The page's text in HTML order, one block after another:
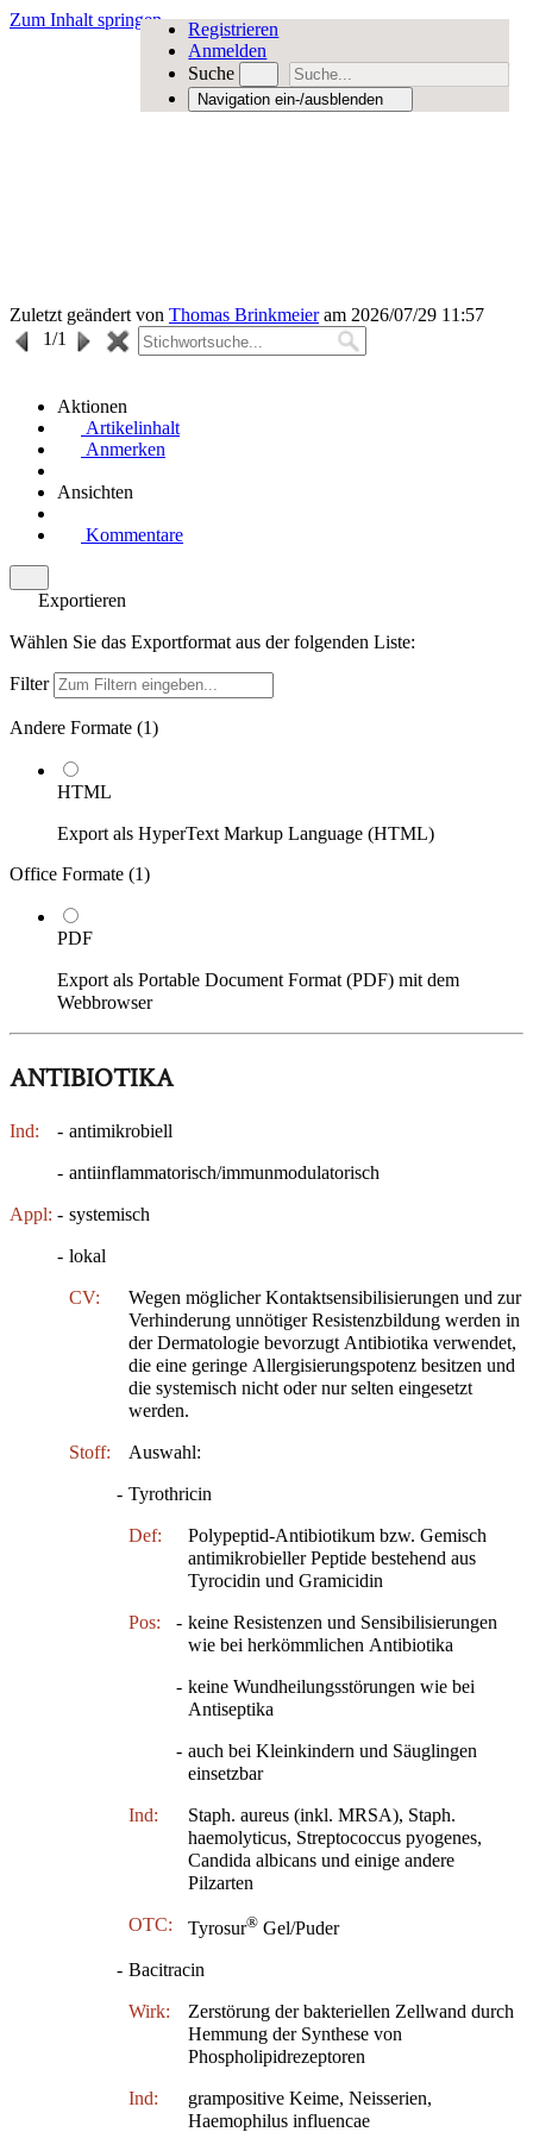
Zum Inhalt springen
Registrieren
Anmelden
Suche
Navigation ein-/ausblenden
Zuletzt geändert von Thomas Brinkmeieram 2026/07/29 11:57
1/1
Aktionen
Artikelinhalt
Anmerken
Ansichten
Kommentare
Exportieren
Wählen Sie das Exportformat aus der folgenden Liste:
Filter
Andere Formate (1)
HTML
Export als HyperText Markup Language (HTML)
Office Formate (1)
PDF
Export als Portable Document Format (PDF) mit dem
Webbrowser
ANTIBIOTIKA
Ind: - antimikrobiell
- antiinflammatorisch/immunmodulatorisch
Appl: - systemisch
- lokal
CV:
Wegen möglicher Kontaktsensibilisierungen und zur
Verhinderung unnötiger Resistenzbildung werden in
der Dermatologie bevorzugt Antibiotika verwendet,
die eine geringe Allergisierungspotenz besitzen und
die systemisch nicht oder nur selten eingesetzt
werden.
Stoff: Auswahl:
- Tyrothricin
Def:
Polypeptid-Antibiotikum bzw. Gemisch
antimikrobieller Peptide bestehend aus
Tyrocidin und Gramicidin
Pos: - keine Resistenzen und Sensibilisierungen
wie bei herkömmlichen Antibiotika
- keine Wundheilungsstörungen wie bei
Antiseptika
- auch bei Kleinkindern und Säuglingen
einsetzbar
Ind:
Staph. aureus (inkl. MRSA), Staph.
haemolyticus, Streptococcus pyogenes,
Candida albicans und einige andere
Pilzarten
OTC: Tyrosur® Gel/Puder
- Bacitracin
Wirk:
Zerstörung der bakteriellen Zellwand durch
Hemmung der Synthese von
Phospholipidrezeptoren
Ind:
grampositive Keime, Neisserien,
Haemophilus influencae